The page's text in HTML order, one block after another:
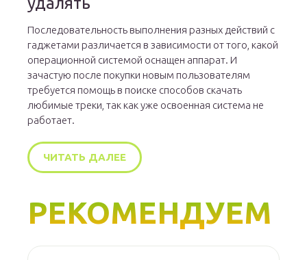
Последовательность выполнения разных действий с
гаджетами различается в зависимости от того, какой
операционной системой оснащен аппарат. И
зачастую после покупки новым пользователям
требуется помощь в поиске способов скачать
любимые треки, так как уже освоенная система не
работает.
ЧИТАТЬ ДАЛЕЕ
РЕКОМЕНДУЕМ